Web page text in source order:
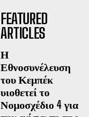
FEATURED
ARTICLES
Η
Εθνοσυνέλευση
του Κεμπέκ
υιοθετεί το
Νομοσχέδιο 4 για